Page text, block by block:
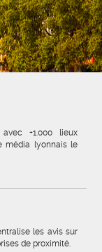
+1.000 lieux
média lyonnais le
les avis sur
de proximité.